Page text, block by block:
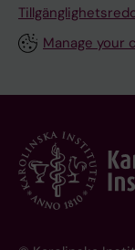
Manage your